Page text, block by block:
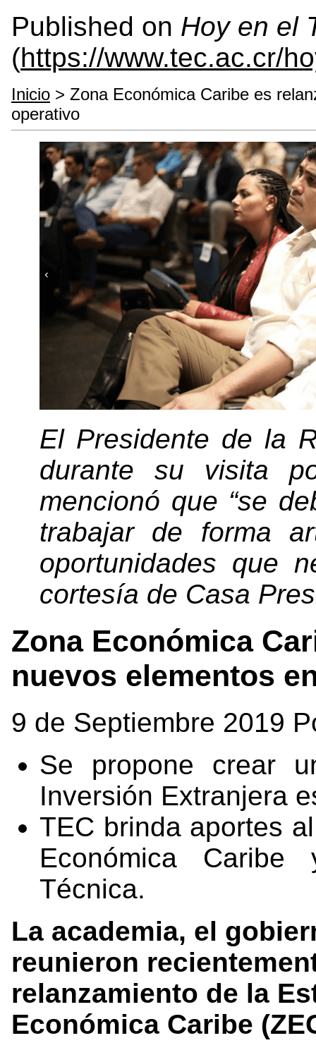
Published on Hoy en el
(https://www.tec.ac.cr/
Inicio > Zona Económica Caribe es
operativo
El Presidente de la
durante su visita
mencionó que “se
trabajar de forma
oportunidades que
cortesía de Casa
Zona Económica
nuevos elementos
9 de Septiembre 2019
Se propone crear
Inversión Extranjera
TEC brinda aportes
Económica
Técnica.
La academia, el
reunieron
relanzamiento de la
Económica Caribe